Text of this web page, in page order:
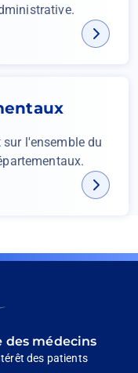
l'ensemble du
des médecins
des patients